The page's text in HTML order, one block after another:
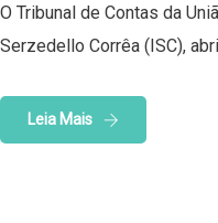
O Tribunal de Contas da
Serzedello Corrêa (ISC),
Leia Mais